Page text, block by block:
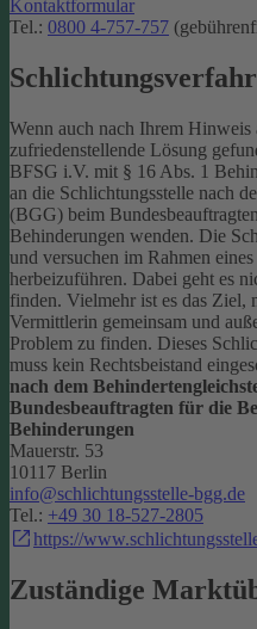
Kontaktformular
Tel.: 0800 4-757-757
Wenn auch nach Ihrem
zufriedenstellende Lösung
BFSG i.V. mit § 16 Abs. 1
an die Schlichtungsstelle nach
(BGG) beim
Behinderungen wenden. Die
und versuchen im Rahmen
herbeizuführen. Dabei geht es
finden. Vielmehr ist es das Ziel,
Vermittlerin gemeinsam und
Problem zu finden. Dieses
muss kein Rechtsbeistand
nach dem
Bundesbeauftragten für die
Behinderungen
Mauerstr. 53
10117 Berlin
info@schlichtungsstelle-bgg.de
Tel.: +49 30 18-527-2805
https://
Zuständige